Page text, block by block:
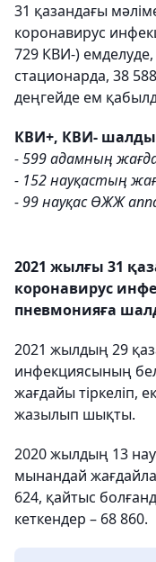
31 қазандағы
коронавирус
729 КВИ-)
стационарда, 38
деңгейде ем
КВИ+, КВИ-
- 599 адамның
- 152 науқастың
- 99 науқас ӨЖЖ
2021 жылғы 31
коронавирус
пневмонияға
2021 жылдың 29
инфекциясының
жағдайы тіркеліп,
жазылып шықты.
2020 жылдың 13
мынандай
624, қайтыс
кеткендер – 68 860.